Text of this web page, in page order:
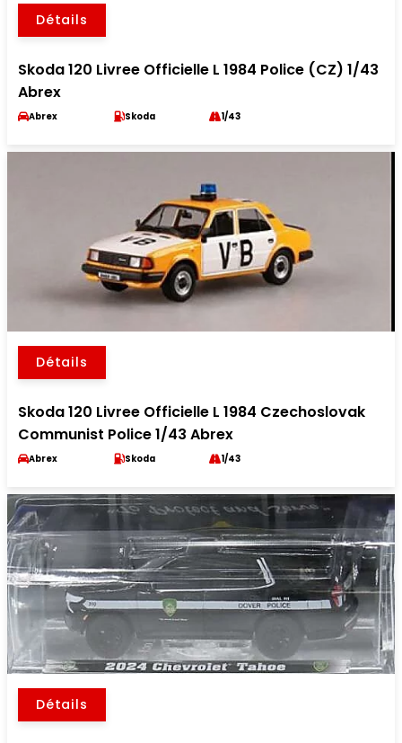
Détails
Skoda 120 Livree Officielle L 1984 Police (CZ) 1/43
Abrex
Abrex Skoda 1/43
Détails
Skoda 120 Livree Officielle L 1984 Czechoslovak
Communist Police 1/43 Abrex
Abrex Skoda 1/43
Détails